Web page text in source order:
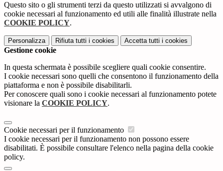
Questo sito o gli strumenti terzi da questo utilizzati si avvalgono di
cookie necessari al funzionamento ed utili alle finalità illustrate nella
COOKIE POLICY.
Personalizza Rifiuta tutti i cookies Accetta tutti i cookies
Gestione cookie
In questa schermata è possibile scegliere quali cookie consentire.
I cookie necessari sono quelli che consentono il funzionamento della
piattaforma e non è possibile disabilitarli.
Per conoscere quali sono i cookie necessari al funzionamento potete
visionare la COOKIE POLICY.
Cookie necessari per il funzionamento
I cookie necessari per il funzionamento non possono essere
disabilitati. È possibile consultare l'elenco nella pagina della cookie
policy.